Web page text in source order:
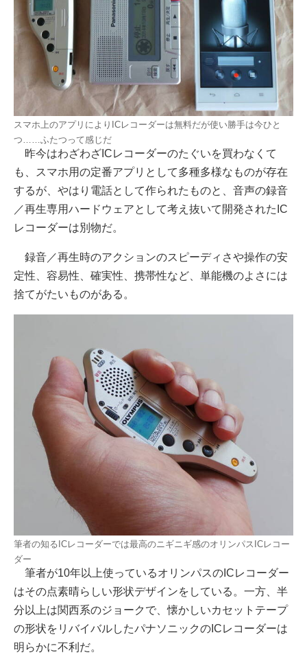
スマホ上のアプリによりICレコーダーは無料だが使い勝手は今ひと
つ……ふたつって感じだ
昨今はわざわざICレコーダーのたぐいを買わなくて
も、スマホ用の定番アプリとして多種多様なものが存在
するが、やはり電話として作られたものと、音声の録音
／再生専用ハードウェアとして考え抜いて開発されたIC
レコーダーは別物だ。
録音／再生時のアクションのスピーディさや操作の安
定性、容易性、確実性、携帯性など、単能機のよさには
捨てがたいものがある。
筆者の知るICレコーダーでは最高のニギニギ感のオリンパスICレコー
ダー
筆者が10年以上使っているオリンパスのICレコーダー
はその点素晴らしい形状デザインをしている。一方、半
分以上は関西系のジョークで、懐かしいカセットテープ
の形状をリバイバルしたパナソニックのICレコーダーは
明らかに不利だ。